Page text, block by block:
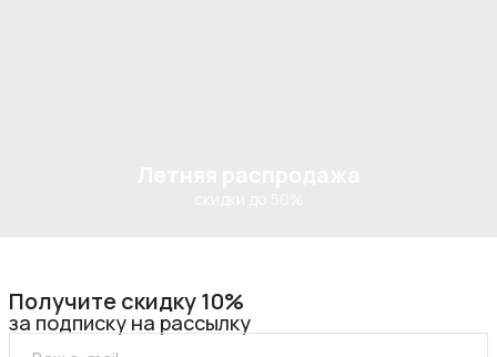
Получите скидку 10%
за подписку на рассылку